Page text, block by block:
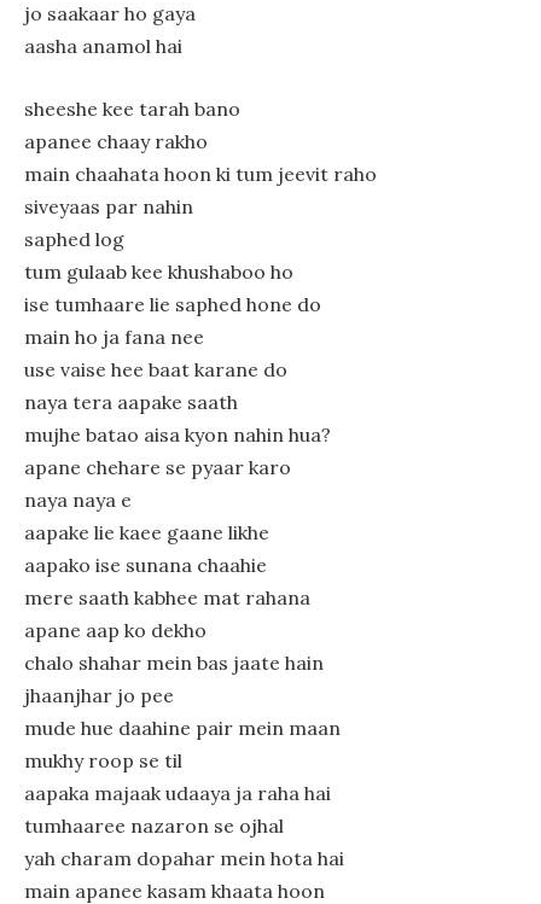
jo saakaar ho gaya
aasha anamol hai
sheeshe kee tarah bano
apanee chaay rakho
main chaahata hoon ki tum jeevit raho
siveyaas par nahin
saphed log
tum gulaab kee khushaboo ho
ise tumhaare lie saphed hone do
main ho ja fana nee
use vaise hee baat karane do
naya tera aapake saath
mujhe batao aisa kyon nahin hua?
apane chehare se pyaar karo
naya naya e
aapake lie kaee gaane likhe
aapako ise sunana chaahie
mere saath kabhee mat rahana
apane aap ko dekho
chalo shahar mein bas jaate hain
jhaanjhar jo pee
mude hue daahine pair mein maan
mukhy roop se til
aapaka majaak udaaya ja raha hai
tumhaaree nazaron se ojhal
yah charam dopahar mein hota hai
main apanee kasam khaata hoon